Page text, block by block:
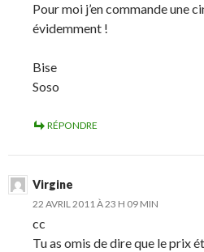
Pour moi j’en commande une
évidemment !
Bise
Soso
RÉPONDRE
Virgine
22 AVRIL 2011 À 23 H 09 MIN
cc
Tu as omis de dire que le prix